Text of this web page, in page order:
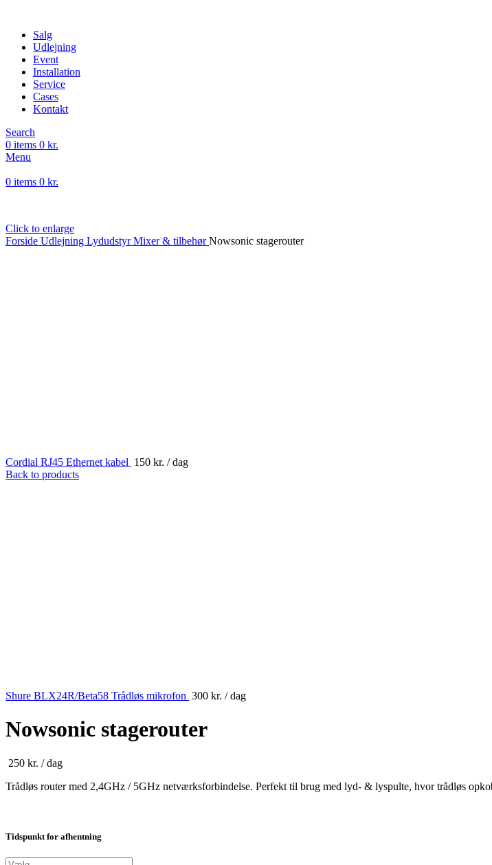
Salg
Udlejning
Event
Installation
Service
Cases
Kontakt
Search
0 items 0 kr.
Menu
0 items 0 kr.
Click to enlarge
Forside Udlejning LydudstyrMixer & tilbehørNowsonic stagerouter
Cordial RJ45 Ethernet kabel 150 kr. / dag
Back to products
Shure BLX24R/Beta58 Trådløs mikrofon 300 kr. / dag
Nowsonic stagerouter
250 kr. / dag
Trådløs router med 2,4GHz / 5GHz netværksforbindelse. Perfekt til brug med lyd- & lyspulte, hvor trådløs
Tidspunkt for afhentning